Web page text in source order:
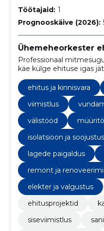
Töötajaid: 1
Prognooskäive (2026):
Ühemeheorkester
Professionaal
käe külge ehituse igas
kliente ei võta, sest
ehitus ja kinnisvara
viimistlus
välistööd
isolatsioon ja soojustus
lagede paigaldus
remont ja
elekter ja valgustus
ehitusprojektid
siseviimistlus